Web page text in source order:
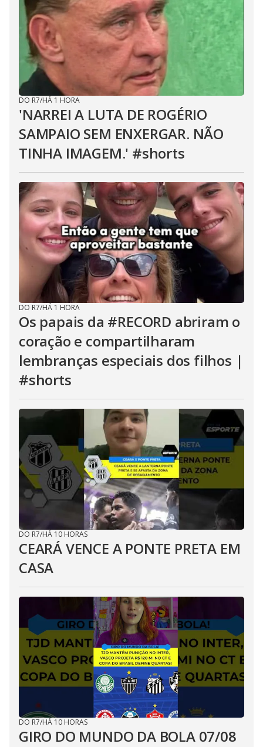
DO R7/HÁ 1 HORA
'NARREI A LUTA DE ROGÉRIO
SAMPAIO SEM ENXERGAR. NÃO
TINHA IMAGEM.' #shorts
DO R7/HÁ 1 HORA
Os papais da #RECORD abriram o
coração e compartilharam
lembranças especiais dos filhos |
#shorts
DO R7/HÁ 10 HORAS
CEARÁ VENCE A PONTE PRETA EM
CASA
DO R7/HÁ 10 HORAS
GIRO DO MUNDO DA BOLA 07/08